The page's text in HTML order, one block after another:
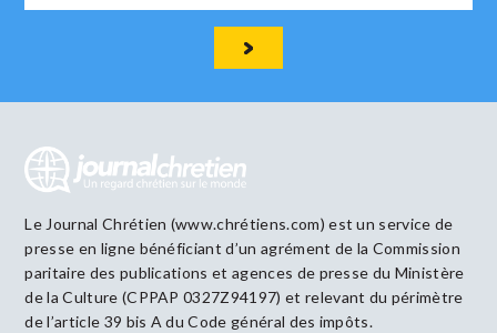
Le Journal Chrétien (www.chrétiens.com) est un service de
presse en ligne bénéficiant d’un agrément de la Commission
paritaire des publications et agences de presse du Ministère
de la Culture (CPPAP 0327Z94197) et relevant du périmètre
de l’article 39 bis A du Code général des impôts.